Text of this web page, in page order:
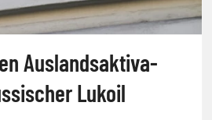
Auslandsaktiva-
Lukoil